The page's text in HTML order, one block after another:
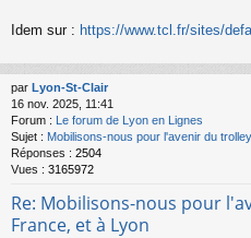
Idem sur : https://www.tcl.fr/sites/
par Lyon-St-Clair
16 nov. 2025, 11:41
Forum : Le forum de Lyon en Lignes
Sujet : Mobilisons-nous pour l'avenir du
Réponses : 2504
Vues : 3165972
Re: Mobilisons-nous pour
France, et à Lyon